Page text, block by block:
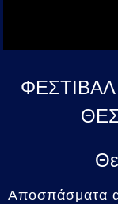
Αποσπάσματα